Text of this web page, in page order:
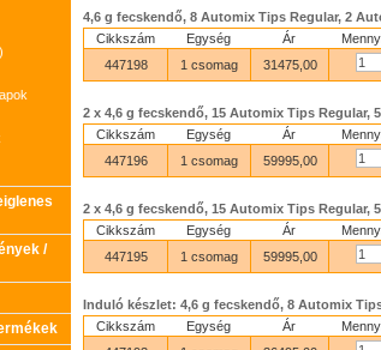
/
4,6 g fecskendő, 8 Automix Tips Regular, 2
Cikkszám
Egység Ár
447198
1 csomag 31475,00
2 x 4,6 g fecskendő, 15 Automix Tips
Cikkszám
Egység Ár
447196
1 csomag 59995,00
2 x 4,6 g fecskendő, 15 Automix Tips Regular,
Cikkszám
Egység Ár
447195
1 csomag 59995,00
Induló készlet: 4,6 g fecskendő, 8 Automix
Cikkszám
Egység Ár